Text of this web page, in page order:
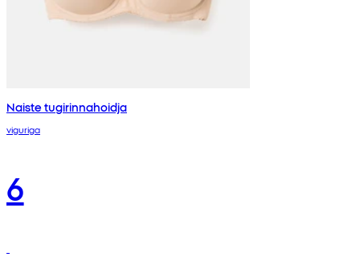
Naiste tugirinnahoidja
viguriga
6